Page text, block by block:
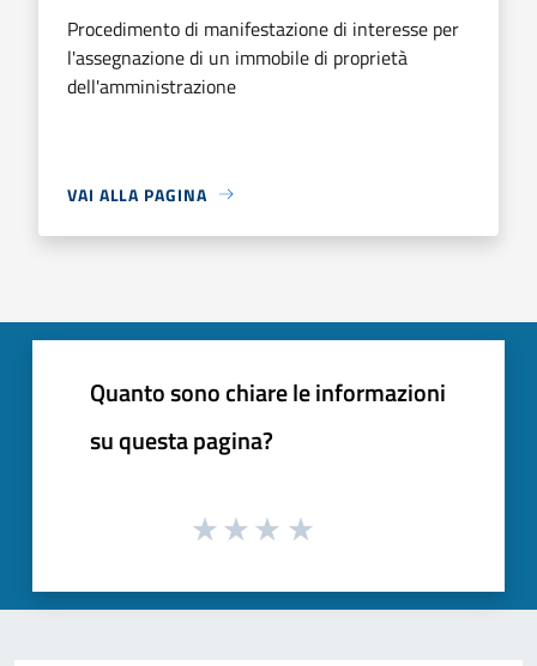
Procedimento di manifestazione di interesse per
l'assegnazione di un immobile di proprietà
dell'amministrazione
VAI ALLA PAGINA
Quanto sono chiare le informazioni
su questa pagina?